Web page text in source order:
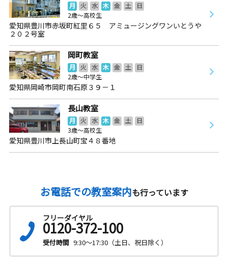
月 火 水 木 金 土
日
2歳～高校生
愛知県豊川市赤坂町紅里６５ アミュージングワンいとうや
２０２号室
岡町教室
月 火 水 木 金 土
日
2歳～中学生
愛知県岡崎市岡町南石原３９－１
長山教室
月 火 水 木 金 土
日
3歳～高校生
愛知県豊川市上長山町宝４８番地
お電話での教室案内も行っています
フリーダイヤル
0120-372-100
受付時間 9:30～17:30（土日、祝日除く）